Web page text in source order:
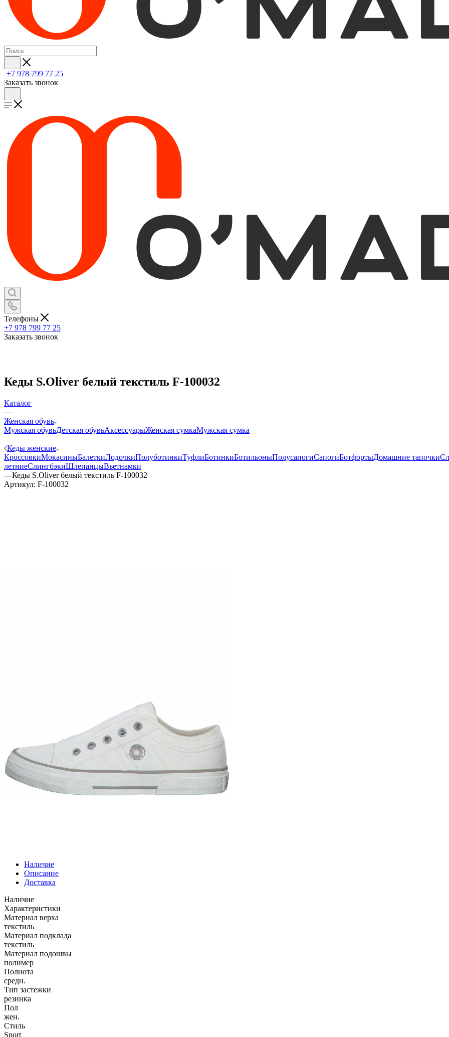
+7 978 799 77 25
Заказать звонок
Телефоны
+7 978 799 77 25
Заказать звонок
Кеды S.Oliver белый текстиль F-100032
Каталог
—
Женская обувь
Мужская обувьДетская обувьАксессуарыЖенская сумкаМужская сумка
—
Кеды женские
КроссовкиМокасиныБалеткиЛодочкиПолуботинкиТуфлиБотинкиБотильоныПолусапогиСапогиБотфортыДомашние тапочки
летниеСлингбэкиШлепанцыВьетнамки
—Кеды S.Oliver белый текстиль F-100032
Артикул: F-100032
Наличие
Описание
Доставка
Наличие
Характеристики
Материал верха
текстиль
Материал подклада
текстиль
Материал подошвы
полимер
Полнота
средн.
Тип застежки
резинка
Пол
жен.
Стиль
Sport